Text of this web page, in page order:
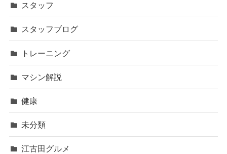
スタッフ
スタッフブログ
トレーニング
マシン解説
健康
未分類
江古田グルメ